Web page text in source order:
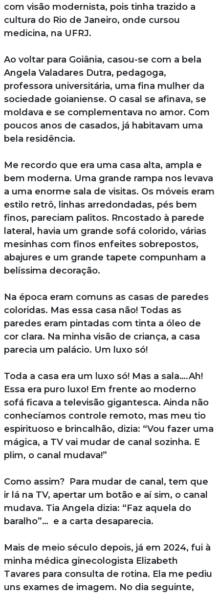
com visão modernista, pois tinha trazido a
cultura do Rio de Janeiro, onde cursou
medicina, na UFRJ.
Ao voltar para Goiânia, casou-se com a bela
Angela Valadares Dutra, pedagoga,
professora universitária, uma fina mulher da
sociedade goianiense. O casal se afinava, se
moldava e se complementava no amor. Com
poucos anos de casados, já habitavam uma
bela residência.
Me recordo que era uma casa alta, ampla e
bem moderna. Uma grande rampa nos levava
a uma enorme sala de visitas. Os móveis eram
estilo retrô, linhas arredondadas, pés bem
finos, pareciam palitos. Rncostado à parede
lateral, havia um grande sofá colorido, várias
mesinhas com finos enfeites sobrepostos,
abajures e um grande tapete compunham a
belíssima decoração.
Na época eram comuns as casas de paredes
coloridas. Mas essa casa não! Todas as
paredes eram pintadas com tinta a óleo de
cor clara. Na minha visão de criança, a casa
parecia um palácio. Um luxo só!
Toda a casa era um luxo só! Mas a sala….Ah!
Essa era puro luxo! Em frente ao moderno
sofá ficava a televisão gigantesca. Ainda não
conhecíamos controle remoto, mas meu tio
espirituoso e brincalhão, dizia: “Vou fazer uma
mágica, a TV vai mudar de canal sozinha. E
plim, o canal mudava!”
Como assim? Para mudar de canal, tem que
ir lá na TV, apertar um botão e aí sim, o canal
mudava. Tia Angela dizia: “Faz aquela do
baralho”… e a carta desaparecia.
Mais de meio século depois, já em 2024, fui à
minha médica ginecologista Elizabeth
Tavares para consulta de rotina. Ela me pediu
uns exames de imagem. No dia seguinte,